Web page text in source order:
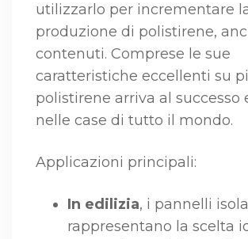
utilizzarlo per incrementare
produzione di polistirene,
contenuti. Comprese le sue
caratteristiche eccellenti su
polistirene arriva al successo
nelle case di tutto il mondo.
Applicazioni principali:
In edilizia, i pannelli
rappresentano la scelta